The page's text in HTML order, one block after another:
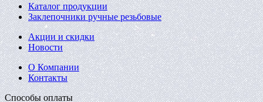
Каталог продукции
Заклепочники ручные резьбовые
Акции и скидки
Новости
О Компании
Контакты
Способы оплаты